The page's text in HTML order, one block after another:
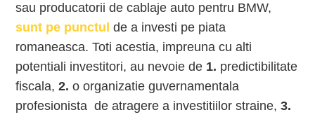
sau producatorii de cablaje auto pentru BMW,
sunt pe punctul de a investi pe piata
romaneasca. Toti acestia, impreuna cu alti
potentiali investitori, au nevoie de 1. predictibilitate
fiscala,2. o organizatie guvernamentala
profesionista de atragere a investitiilor straine, 3.